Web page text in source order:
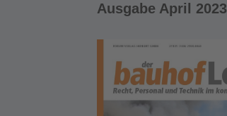
Ausgabe April 2023